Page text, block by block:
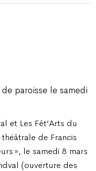
paroisse le samedi
et Les Fêt’Arts du
de Francis
», le samedi 8 mars
(ouverture des